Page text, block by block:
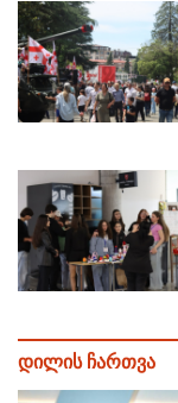
დილის ჩართვა